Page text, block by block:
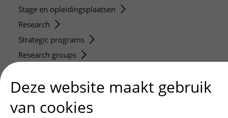
Stage en opleidingsplaatsen
Research
Strategic programs
Research groups
Research technologies
Verwijzers
Deze website maakt gebruik
van cookies